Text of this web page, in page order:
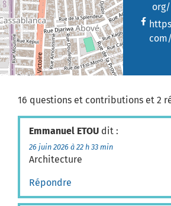
org/
com/
16 questions et contributions et 2
Emmanuel ETOU dit :
26 juin 2026 à 22 h 33 min
Architecture
Répondre